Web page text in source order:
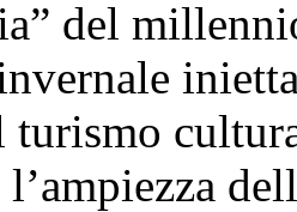
del
turismo